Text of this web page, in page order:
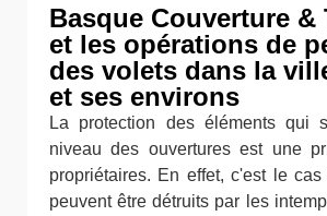
Basque Couverture &
et les opérations de
des volets dans la
et ses environs
La protection des éléments qui
niveau des ouvertures est une
propriétaires. En effet, c'est le
peuvent être détruits par les